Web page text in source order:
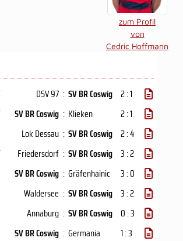
zum Profil
von
Cedric Hoffmann
DSV 97 : SV BR Coswig 2 : 1
SV BR Coswig : Klieken
2 : 1
Lok Dessau : SV BR Coswig 2 : 4
Friedersdorf : SV BR Coswig 3 : 2
SV BR Coswig : Gräfenhainic
3 : 0
Waldersee : SV BR Coswig 3 : 2
Annaburg : SV BR Coswig 0 : 3
SV BR Coswig : Germania
1 : 3